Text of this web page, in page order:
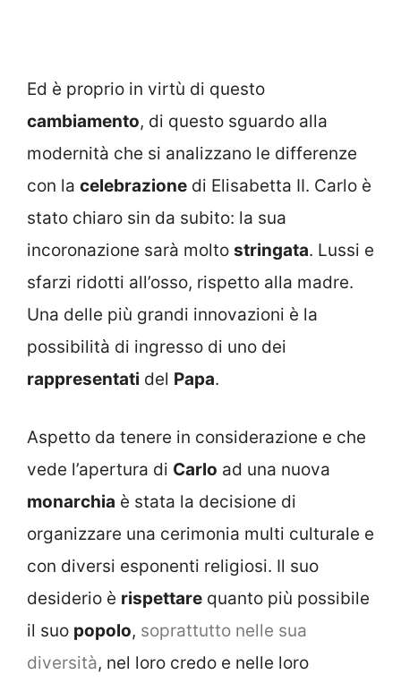
Ed è proprio in virtù di questo
cambiamento, di questo sguardo alla
modernità che si analizzano le differenze
con la celebrazione di Elisabetta II. Carlo è
stato chiaro sin da subito: la sua
incoronazione sarà molto stringata. Lussi e
sfarzi ridotti all’osso, rispetto alla madre.
Una delle più grandi innovazioni è la
possibilità di ingresso di uno dei
rappresentati del Papa.
Aspetto da tenere in considerazione e che
vede l’apertura di Carlo ad una nuova
monarchia è stata la decisione di
organizzare una cerimonia multi culturale e
con diversi esponenti religiosi. Il suo
desiderio è rispettare quanto più possibile
il suo popolo, soprattutto nelle sua
diversità, nel loro credo e nelle loro